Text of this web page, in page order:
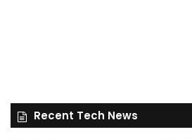
Recent Tech News